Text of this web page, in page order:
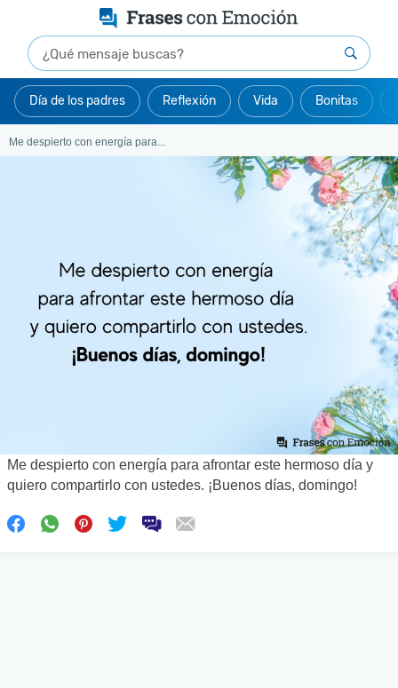
Día de los padres Reflexión Vida Bonitas
Me despierto con energía para...
Me despierto con energía para afrontar este hermoso día y
quiero compartirlo con ustedes. ¡Buenos días, domingo!